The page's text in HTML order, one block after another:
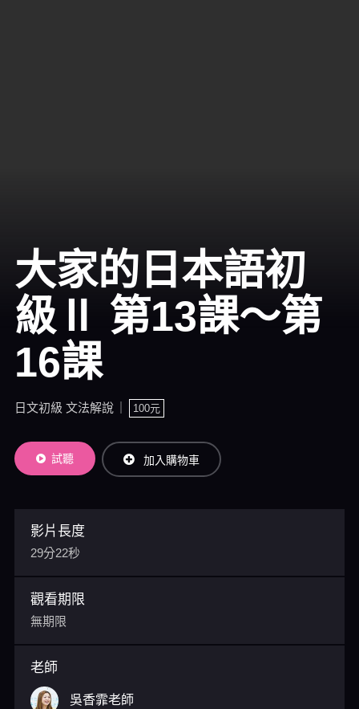
大家的日本語初
級Ⅱ 第13課～第
16課
日文初級 文法解說 100元
試聽 加入購物車
影片長度
29分22秒
觀看期限
無期限
老師
吳香霏老師